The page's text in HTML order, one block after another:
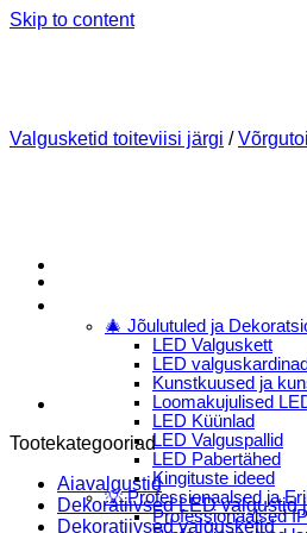
Skip to content
🎄 Jõulutuled ja
LED Valguskett
LED
Kunstkuused ja
Loomakujulised
LED Küünlad
LED Valguspallid
LED Pabertähed
Kingituste ideed
💡 Professionaalsed ja
Professionaalsed
Valgusketid toiteviisi järgi /
Tootekategooriad
Aiavalgustid
Dekoratiivsed LED valgustid
Dekoratiivsed valgusketid